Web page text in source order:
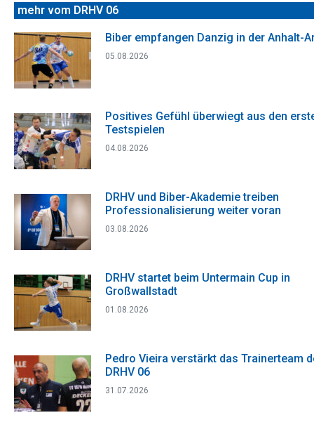
mehr vom DRHV 06
Biber empfangen Danzig in der Anhalt-
05.08.2026
Positives Gefühl überwiegt aus den
Testspielen
04.08.2026
DRHV und Biber-Akademie treiben
Professionalisierung weiter voran
03.08.2026
DRHV startet beim Untermain Cup in
Großwallstadt
01.08.2026
Pedro Vieira verstärkt das Trainerteam
DRHV 06
31.07.2026